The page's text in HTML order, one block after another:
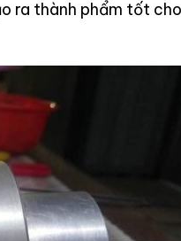
ra thành phẩm tốt